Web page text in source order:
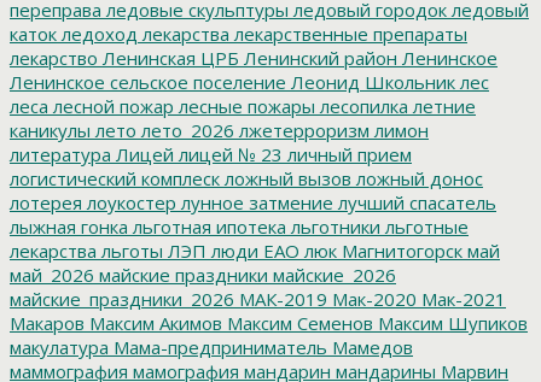
переправа ледовые скульптуры ледовый городок ледовый
каток ледоход лекарства лекарственные препараты
лекарство Ленинская ЦРБ Ленинский район Ленинское
Ленинское сельское поселение Леонид Школьник лес
леса лесной пожар лесные пожары лесопилка летние
каникулы лето лето_2026 лжетерроризм лимон
литература Лицей лицей № 23 личный прием
логистический комплеск ложный вызов ложный донос
лотерея лоукостер лунное затмение лучший спасатель
лыжная гонка льготная ипотека льготники льготные
лекарства льготы ЛЭП люди ЕАО люк Магнитогорск май
май_2026 майские праздники майские_2026
майские_праздники_2026 МАК-2019 Мак-2020 Мак-2021
Макаров Максим Акимов Максим Семенов Максим Шупиков
макулатура Мама-предприниматель Мамедов
маммография мамография мандарин мандарины Марвин